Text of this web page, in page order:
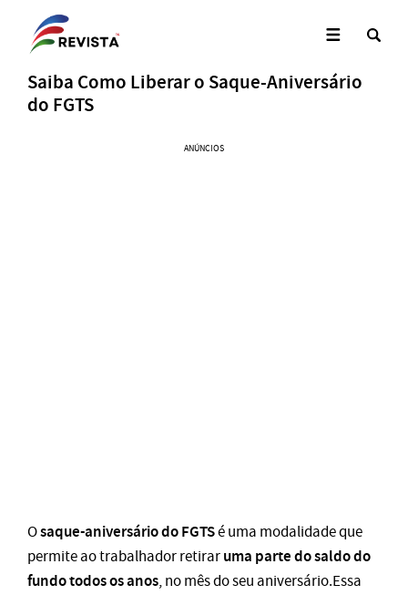
Saiba Como Liberar o Saque-Aniversário
do FGTS
ANÚNCIOS
Osaque-aniversário do FGTSé uma modalidade que
permite ao trabalhador retiraruma parte do saldo do
fundo todos os anos, no mês do seu aniversário.Essa